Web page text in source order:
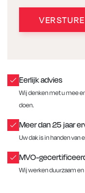
Eerlijk advies
Wij denken met u mee
doen.
Meer dan 25 jaar
Uw dak is in handen van
MVO-
Wij werken duurzaam